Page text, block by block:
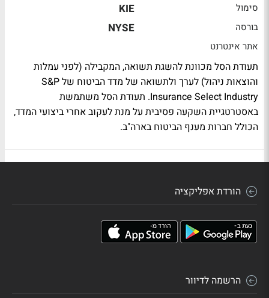
סימול KIE
בורסה NYSE
אתר אינטרנט
תעודת הסל מכוונת להשגת תשואה, המקבילה (לפני עמלות
והוצאות ניהול) לערך ולתשואה של מדד הביטוח של S&P
Insurance Select Industry. תעודת הסל משתמשת
באסטרטגיית השקעה פסיבית על מנת לעקוב אחרי ביצועי המדד,
הכולל חברות מענף הביטוח בארה"ב.
הורדת אפליקציה
הרשמה לדיוור